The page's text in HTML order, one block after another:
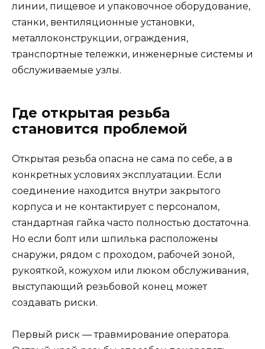
линии, пищевое и упаковочное оборудование,
станки, вентиляционные установки,
металлоконструкции, ограждения,
транспортные тележки, инженерные системы и
обслуживаемые узлы.
Где открытая резьба
становится проблемой
Открытая резьба опасна не сама по себе, а в
конкретных условиях эксплуатации. Если
соединение находится внутри закрытого
корпуса и не контактирует с персоналом,
стандартная гайка часто полностью достаточна.
Но если болт или шпилька расположены
снаружи, рядом с проходом, рабочей зоной,
рукояткой, кожухом или люком обслуживания,
выступающий резьбовой конец может
создавать риски.
Первый риск — травмирование оператора.